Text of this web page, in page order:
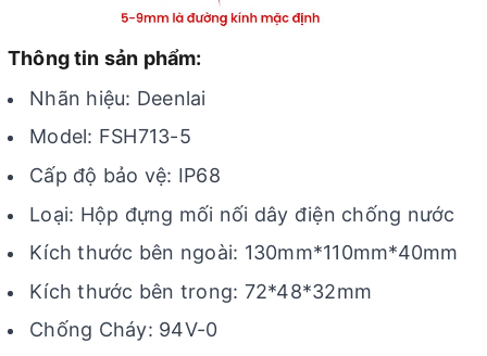
Thông tin sản phẩm:
Nhãn hiệu: Deenlai
Model: FSH713-5
Cấp độ bảo vệ: IP68
Loại: Hộp đựng mối nối dây điện chống nước
Kích thước bên ngoài: 130mm*110mm*40mm
Kích thước bên trong: 72*48*32mm
Chống Cháy: 94V-0